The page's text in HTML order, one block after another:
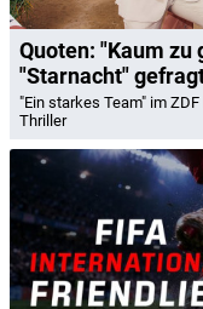
Quoten: "Kaum zu
"Starnacht"
"Ein starkes Team" im
Thriller